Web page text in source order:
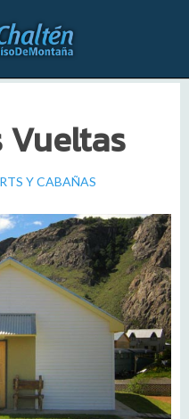
Vueltas
Y CABAÑAS